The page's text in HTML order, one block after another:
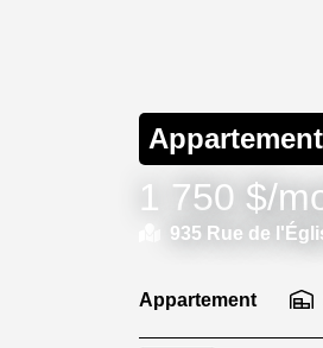
1 750 $/
935 Rue de
Appartement